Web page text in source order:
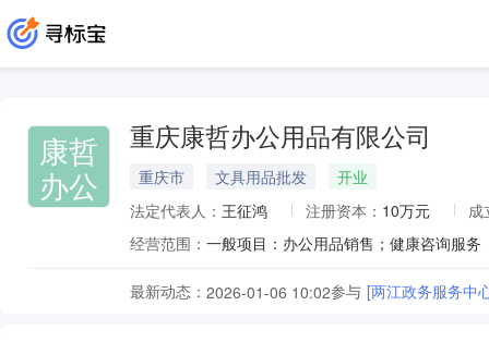
康哲
办公
重庆康哲办公用品有限公司
重庆市 文具用品批发
开业
法定代表人： 王征鸿 注册资本： 10万元
成
经营范围：
最新动态： 2026-01-06 10:02参与 [两江政务服务中